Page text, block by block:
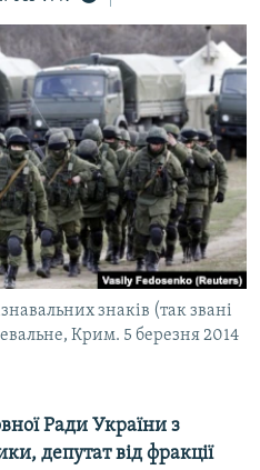
знаків (так звані
Крим. 5 березня 2014
Ради України з
депутат від фракції